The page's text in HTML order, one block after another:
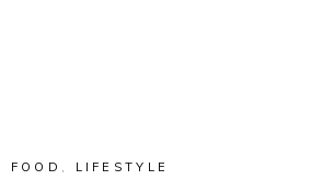
FOOD , LIFESTYLE